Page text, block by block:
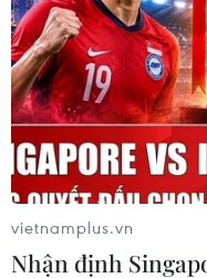
vietnamplus.vn
Nhận định